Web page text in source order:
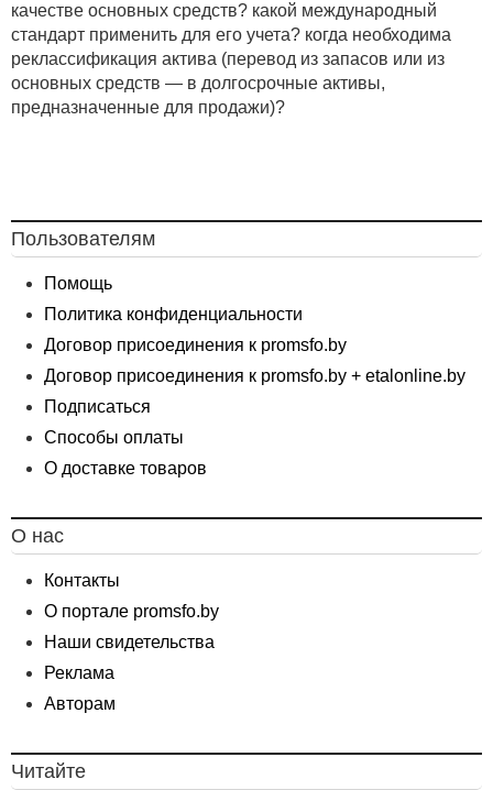
качестве основных средств? какой международный
стандарт применить для его учета? когда необходима
реклассификация актива (перевод из запасов или из
основных средств — в долгосрочные активы,
предназначенные для продажи)?
Пользователям
Помощь
Политика конфиденциальности
Договор присоединения к promsfo.by
Договор присоединения к promsfo.by + etalonline.by
Подписаться
Способы оплаты
О доставке товаров
О нас
Контакты
О портале promsfo.by
Наши свидетельства
Реклама
Авторам
Читайте